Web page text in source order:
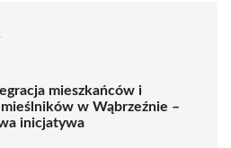
mieszkańców i
w Wąbrzeźnie –
inicjatywa